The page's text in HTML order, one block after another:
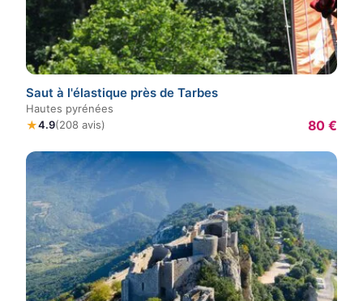
Saut à l'élastique près de Tarbes
Hautes pyrénées
★4.9(208 avis) 80 €